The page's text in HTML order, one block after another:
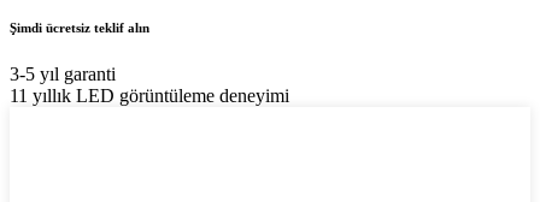
Şimdi ücretsiz teklif alın
3-5 yıl garanti
11 yıllık LED görüntüleme deneyimi